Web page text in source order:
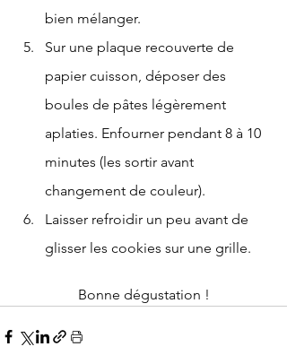
bien mélanger.
Sur une plaque recouverte de
papier cuisson, déposer des
boules de pâtes légèrement
aplaties. Enfourner pendant 8 à 10
minutes (les sortir avant
changement de couleur).
Laisser refroidir un peu avant de
glisser les cookies sur une grille.
Bonne dégustation !